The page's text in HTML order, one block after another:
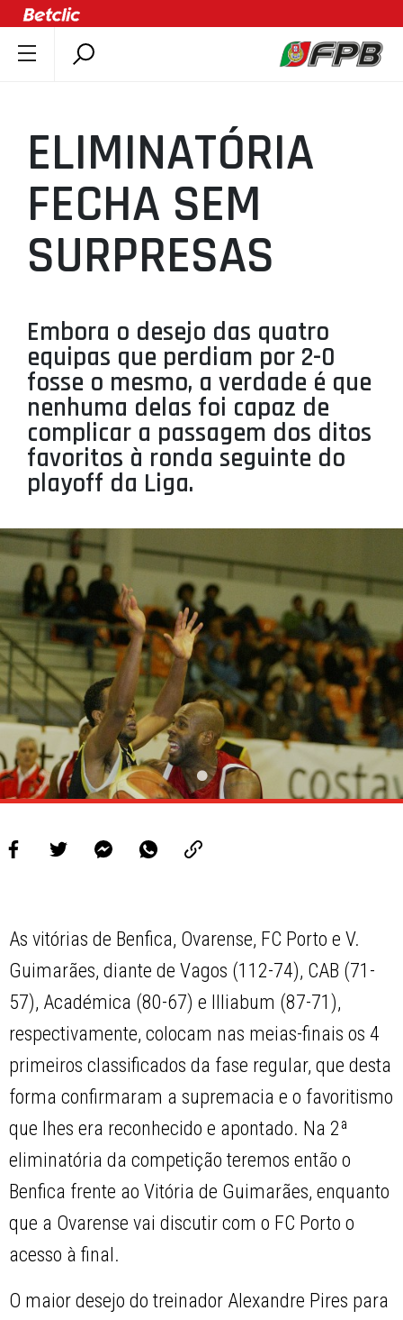
ÚLTIMAS
COMPETIÇÕES
ASSOCIAÇÕES
CLUBES
AGENTES
SELEÇÕES
MINIBASQUETE
ÁREA TÉCNICA
PROJETOS
LIGA BETCLIC MASCULINA
LIGA BETCLIC FEMININA
ELIMINATÓRIA
FECHA SEM
SURPRESAS
Embora o desejo das quatro
equipas que perdiam por 2-0
fosse o mesmo, a verdade é que
nenhuma delas foi capaz de
complicar a passagem dos ditos
favoritos à ronda seguinte do
playoff da Liga.
As vitórias de Benfica, Ovarense, FC Porto e V.
Guimarães, diante de Vagos (112-74), CAB (71-
57), Académica (80-67) e Illiabum (87-71),
respectivamente, colocam nas meias-finais os 4
primeiros classificados da fase regular, que desta
forma confirmaram a supremacia e o favoritismo
que lhes era reconhecido e apontado. Na 2ª
eliminatória da competição teremos então o
Benfica frente ao Vitória de Guimarães, enquanto
que a Ovarense vai discutir com o FC Porto o
acesso à final.
O maior desejo do treinador Alexandre Pires para